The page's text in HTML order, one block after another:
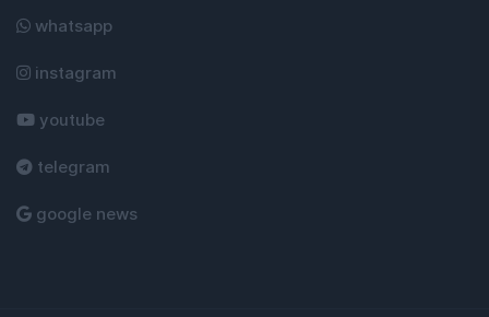
whatsapp
instagram
youtube
telegram
google news